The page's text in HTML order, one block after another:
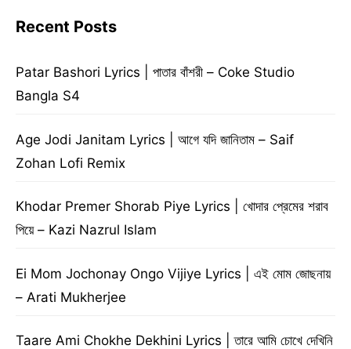
Recent Posts
Patar Bashori Lyrics | পাতার বাঁশরী – Coke Studio
Bangla S4
Age Jodi Janitam Lyrics | আগে যদি জানিতাম – Saif
Zohan Lofi Remix
Khodar Premer Shorab Piye Lyrics | খোদার প্রেমের শরাব
পিয়ে – Kazi Nazrul Islam
Ei Mom Jochonay Ongo Vijiye Lyrics | এই মোম জোছনায়
– Arati Mukherjee
Taare Ami Chokhe Dekhini Lyrics | তারে আমি চোখে দেখিনি